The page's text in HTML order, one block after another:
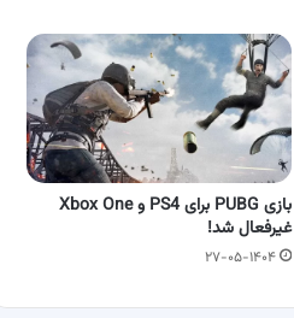
بازی PUBG برای PS4 و Xbox One
غیرفعال شد!
۲۷-۰۵-۱۴۰۴